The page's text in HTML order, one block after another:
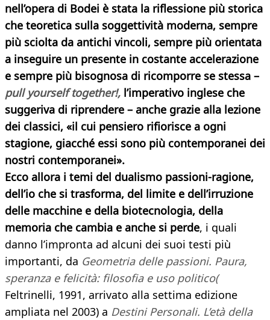
nell’opera di Bodei è stata la riflessione più storica
che teoretica sulla soggettività moderna, sempre
più sciolta da antichi vincoli, sempre più orientata
a inseguire un presente in costante accelerazione
e sempre più bisognosa di ricomporre se stessa –
pull yourself together!, l’imperativo inglese che
suggeriva di riprendere – anche grazie alla lezione
dei classici, «il cui pensiero rifiorisce a ogni
stagione, giacché essi sono più contemporanei dei
nostri contemporanei».
Ecco allora i temi del dualismo passioni-ragione,
dell’io che si trasforma, del limite e dell’irruzione
delle macchine e della biotecnologia, della
memoria che cambia e anche si perde, i quali
danno l’impronta ad alcuni dei suoi testi più
importanti, da Geometria delle passioni. Paura,
speranza e felicità: filosofia e uso politico(
Feltrinelli, 1991, arrivato alla settima edizione
ampliata nel 2003) a Destini Personali. L’età della